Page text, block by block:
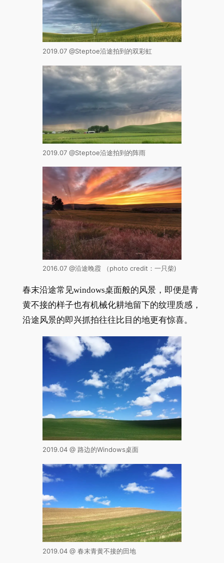
2019.07 @Steptoe沿途拍到的双彩虹
2019.07 @Steptoe沿途拍到的阵雨
2016.07 @沿途晚霞 （photo credit：一只柴)
春末沿途常见windows桌面般的风景，即便是青
黄不接的样子也有机械化耕地留下的纹理质感，
沿途风景的即兴抓拍往往比目的地更有惊喜。
2019.04 @ 路边的Windows桌面
2019.04 @ 春末青黄不接的田地